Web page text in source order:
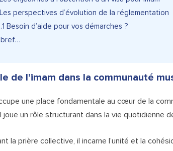
perspectives d’évolution de la réglementation
Besoin d’aide pour vos démarches ?
bref…
de l’imam dans la communauté
une place fondamentale au cœur de la
joue un rôle structurant dans la vie quotidienne
la prière collective, il incarne l’unité et la